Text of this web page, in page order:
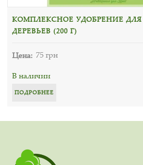
КОМПЛЕКСНОЕ УДОБРЕНИЕ
ДЕРЕВЬЕВ (200 Г)
Цена: 75 грн
В наличии
ПОДРОБНЕЕ